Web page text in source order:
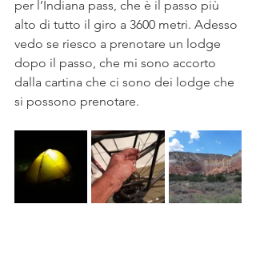
per l’Indiana pass, che è il passo più
alto di tutto il giro a 3600 metri. Adesso
vedo se riesco a prenotare un lodge
dopo il passo, che mi sono accorto
dalla cartina che ci sono dei lodge che
si possono prenotare.